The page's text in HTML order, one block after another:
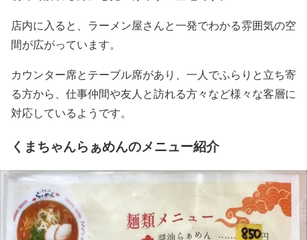
店内に入ると、ラーメン屋さんと一発でわかる雰囲気の空
間が広がっています。
カウンター席とテーブル席があり、一人でふらりと立ち寄
る方から、仕事仲間や友人と訪れる方々など様々な客層に
対応しているようです。
くまちゃんらぁめんのメニュー紹介